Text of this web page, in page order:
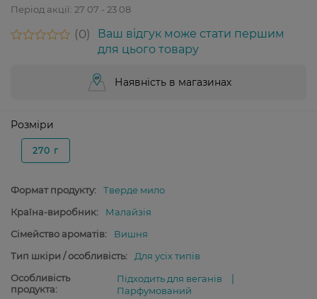
Період акції: 27 07 - 23 08
0
Ваш відгук може стати першим
для цього товару
Наявність в магазинах
Розміри
270 г
Формат продукту:
Тверде мило
Країна-виробник:
Малайзія
Сімейство ароматів:
Вишня
Тип шкіри / особливість:
Для усіх типів
Особливість
продукта:
Підходить для веганів
Парфумований